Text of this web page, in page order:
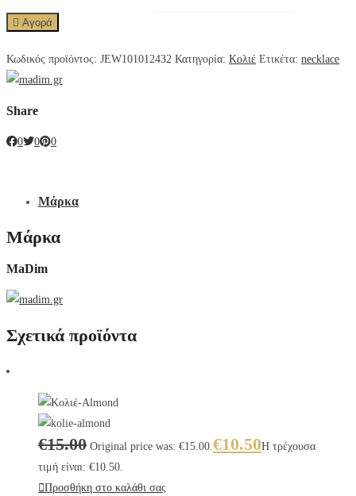
Αγορά
Κωδικός προϊόντος: JEW101012432 Κατηγορία: Κολιέ Ετικέτα: necklace
Share
0 0 0
Μάρκα
Μάρκα
MaDim
Σχετικά προϊόντα
€15.00 Original price was: €15.00.€10.50Η τρέχουσα
τιμή είναι: €10.50.
Προσθήκη στο καλάθι σας